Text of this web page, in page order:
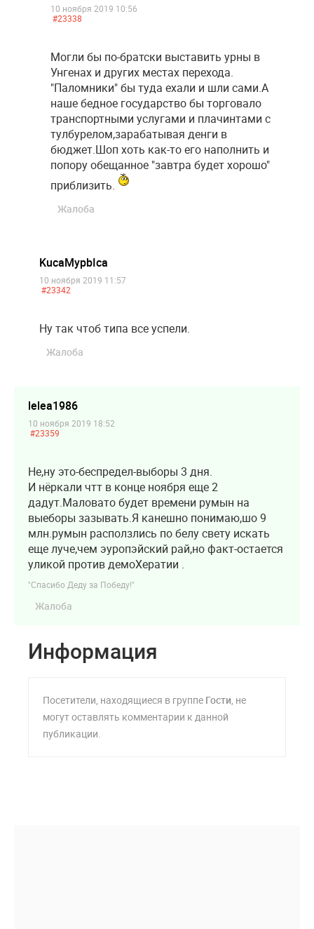
10 ноября 2019 10:56
#23338
Могли бы по-братски выставить урны в
Унгенах и других местах перехода.
"Паломники" бы туда ехали и шли сами.А
наше бедное государство бы торговало
транспортными услугами и плачинтами с
тулбурелом,зарабатывая денги в
бюджет.Шоп хоть как-то его наполнить и
попору обещанное "завтра будет хорошо"
приблизить.
Жалоба
KucaMypbIca
10 ноября 2019 11:57
#23342
Ну так чтоб типа все успели.
Жалоба
lelea1986
10 ноября 2019 18:52
#23359
Не,ну это-беспредел-выборы 3 дня.
И нёркали чтт в конце ноября еще 2
дадут.Маловато будет времени румын на
выеборы зазывать.Я канешно понимаю,шо 9
млн.румын расползлись по белу свету искать
еще луче,чем эуропэйский рай,но факт-остается
уликой против демоХератии .
"Спасибо Деду за Победу!"
Жалоба
Информация
Посетители, находящиеся в группе Гости, не
могут оставлять комментарии к данной
публикации.